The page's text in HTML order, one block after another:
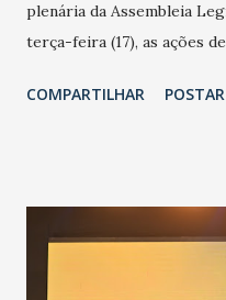
plenária da Assembleia
terça-feira (17), as ações
adotadas pelo Governo do
população suspeita e de
públicos e domiciliares.
epidemia comum, como
COMPARTILHAR